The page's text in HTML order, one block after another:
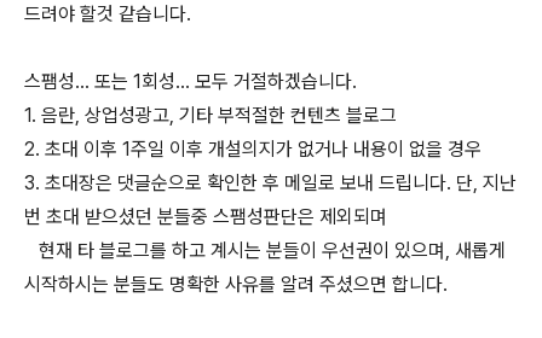
드려야 할것 같습니다.
스팸성... 또는 1회성... 모두 거절하겠습니다.
1. 음란, 상업성광고, 기타 부적절한 컨텐츠 블로그
2. 초대 이후 1주일 이후 개설의지가 없거나 내용이 없을 경우
3. 초대장은 댓글순으로 확인한 후 메일로 보내 드립니다. 단, 지난
번 초대 받으셨던 분들중 스팸성판단은 제외되며
현재 타 블로그를 하고 계시는 분들이 우선권이 있으며, 새롭게
시작하시는 분들도 명확한 사유를 알려 주셨으면 합니다.